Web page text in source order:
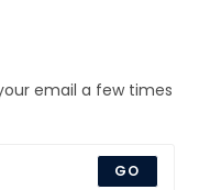
email a few times
GO